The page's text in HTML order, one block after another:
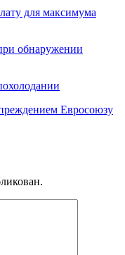
для максимума
обнаружении
Евросоюзу